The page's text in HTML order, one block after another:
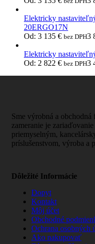
Elektricky
20ERGO17N
Od: 3 135 € bez DPH3
Elektricky
Od: 2 822 € bez DPH3
Sme výrobná a
zameranie je
priemyselným,
príslušenstvom, výroba a
Dôležité Informácie
Dopyt
Kontakt
Môj účet
Obchodné
Ochrana osobných
Ako nakupovať